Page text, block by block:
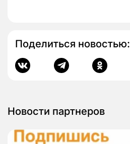
Поделиться новостью:
Новости партнеров